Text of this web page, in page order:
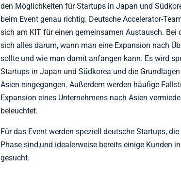
den Möglichkeiten für Startups in Japan und
beim Event genau richtig. Deutsche Accelerator-
sich am KIT für einen gemeinsamen Austausch. Bei
sich alles darum, wann man eine Expansion nach
sollte und wie man damit anfangen kann. Es wird
Startups in Japan und Südkorea und die
Asien eingegangen. Außerdem werden häufige
Expansion eines Unternehmens nach Asien
beleuchtet.
Für das Event werden speziell deutsche Startups,
Phase sind,und idealerweise bereits einige Kunden
gesucht.